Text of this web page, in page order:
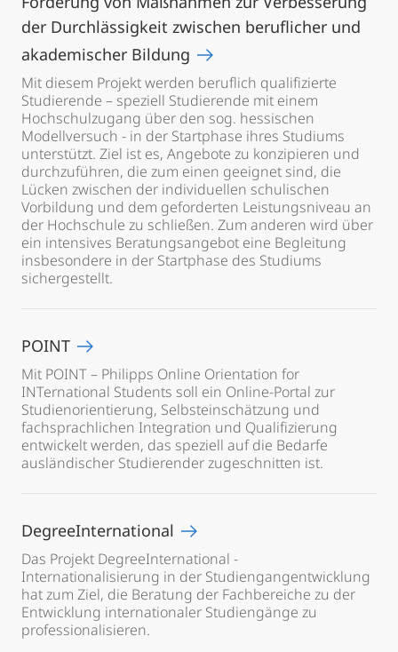
der Durchlässigkeit zwischen beruflicher und
akademischer Bildung
Mit diesem Projekt werden beruflich qualifizierte
Studierende – speziell Studierende mit einem
Hochschulzugang über den sog. hessischen
Modellversuch - in der Startphase ihres Studiums
unterstützt. Ziel ist es, Angebote zu konzipieren und
durchzuführen, die zum einen geeignet sind, die
Lücken zwischen der individuellen schulischen
Vorbildung und dem geforderten Leistungsniveau an
der Hochschule zu schließen. Zum anderen wird über
ein intensives Beratungsangebot eine Begleitung
insbesondere in der Startphase des Studiums
sichergestellt.
POINT
Mit POINT – Philipps Online Orientation for
INTernational Students soll ein Online-Portal zur
Studienorientierung, Selbsteinschätzung und
fachsprachlichen Integration und Qualifizierung
entwickelt werden, das speziell auf die Bedarfe
ausländischer Studierender zugeschnitten ist.
DegreeInternational
Das Projekt DegreeInternational -
Internationalisierung in der Studiengangentwicklung
hat zum Ziel, die Beratung der Fachbereiche zu der
Entwicklung internationaler Studiengänge zu
professionalisieren.